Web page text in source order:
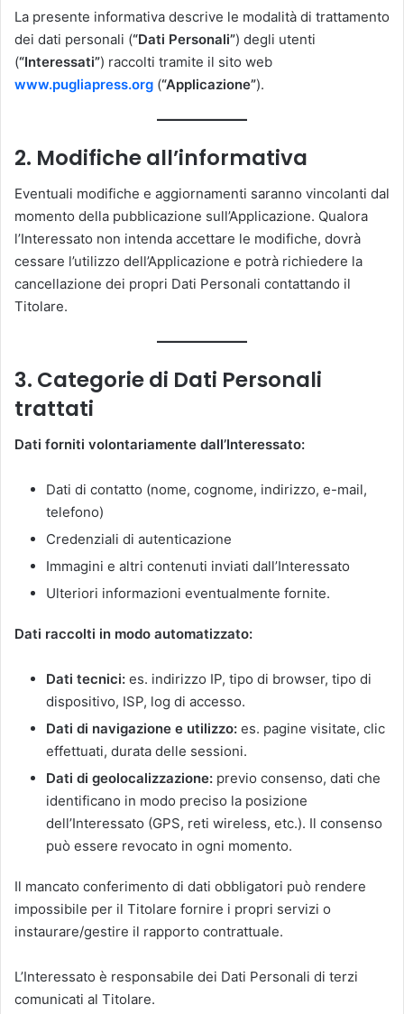
La presente informativa descrive le modalità di trattamento
dei dati personali (“Dati Personali”) degli utenti
(“Interessati”) raccolti tramite il sito web
www.pugliapress.org (“Applicazione”).
2. Modifiche all’informativa
Eventuali modifiche e aggiornamenti saranno vincolanti dal
momento della pubblicazione sull’Applicazione. Qualora
l’Interessato non intenda accettare le modifiche, dovrà
cessare l’utilizzo dell’Applicazione e potrà richiedere la
cancellazione dei propri Dati Personali contattando il
Titolare.
3. Categorie di Dati Personali
trattati
Dati forniti volontariamente dall’Interessato:
Dati di contatto (nome, cognome, indirizzo, e-mail,
telefono)
Credenziali di autenticazione
Immagini e altri contenuti inviati dall’Interessato
Ulteriori informazioni eventualmente fornite.
Dati raccolti in modo automatizzato:
Dati tecnici: es. indirizzo IP, tipo di browser, tipo di
dispositivo, ISP, log di accesso.
Dati di navigazione e utilizzo: es. pagine visitate, clic
effettuati, durata delle sessioni.
Dati di geolocalizzazione: previo consenso, dati che
identificano in modo preciso la posizione
dell’Interessato (GPS, reti wireless, etc.). Il consenso
può essere revocato in ogni momento.
Il mancato conferimento di dati obbligatori può rendere
impossibile per il Titolare fornire i propri servizi o
instaurare/gestire il rapporto contrattuale.
L’Interessato è responsabile dei Dati Personali di terzi
comunicati al Titolare.